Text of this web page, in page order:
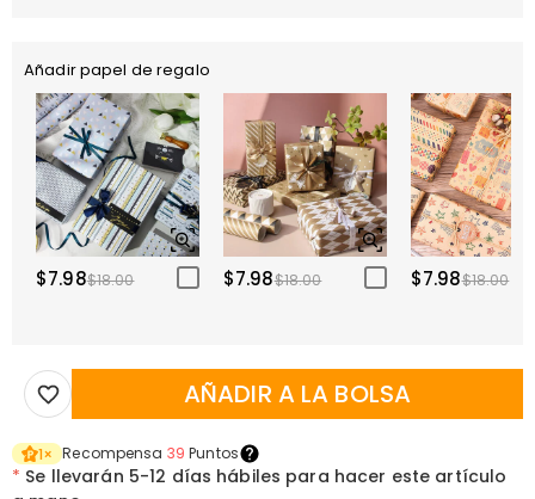
Añadir papel de regalo
$7.98$18.00 $7.98$18.00 $7.98$18.00
AÑADIR A LA BOLSA
1× Recompensa 39 Puntos
* Se llevarán 5-12 días hábiles para hacer este artículo